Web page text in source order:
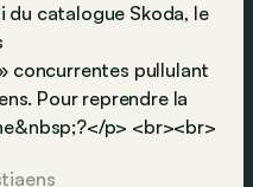
du catalogue Skoda, le
concurrentes pullulant
Pour reprendre la
p> <br><br>